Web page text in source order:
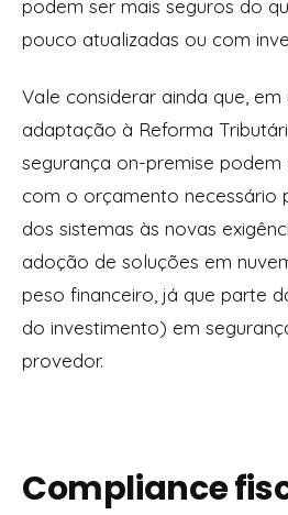
podem ser mais seguros do
pouco atualizadas ou com
Vale considerar ainda que,
adaptação à Reforma
segurança on-premise
com o orçamento necessário
dos sistemas às novas
adoção de soluções em
peso financeiro, já que parte
do investimento) em
provedor.
Compliance